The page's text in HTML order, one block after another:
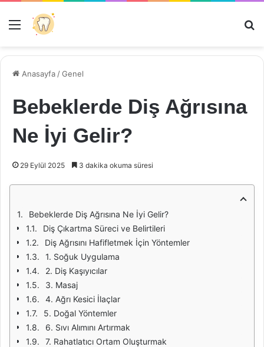
Menü
Anasayfa /Genel
Bebeklerde Diş Ağrısına
Ne İyi Gelir?
29 Eylül 2025 3 dakika okuma süresi
Bebeklerde Diş Ağrısına Ne İyi Gelir?
Diş Çıkartma Süreci ve Belirtileri
Diş Ağrısını Hafifletmek İçin Yöntemler
1. Soğuk Uygulama
2. Diş Kaşıyıcılar
3. Masaj
4. Ağrı Kesici İlaçlar
5. Doğal Yöntemler
6. Sıvı Alımını Artırmak
7. Rahatlatıcı Ortam Oluşturmak